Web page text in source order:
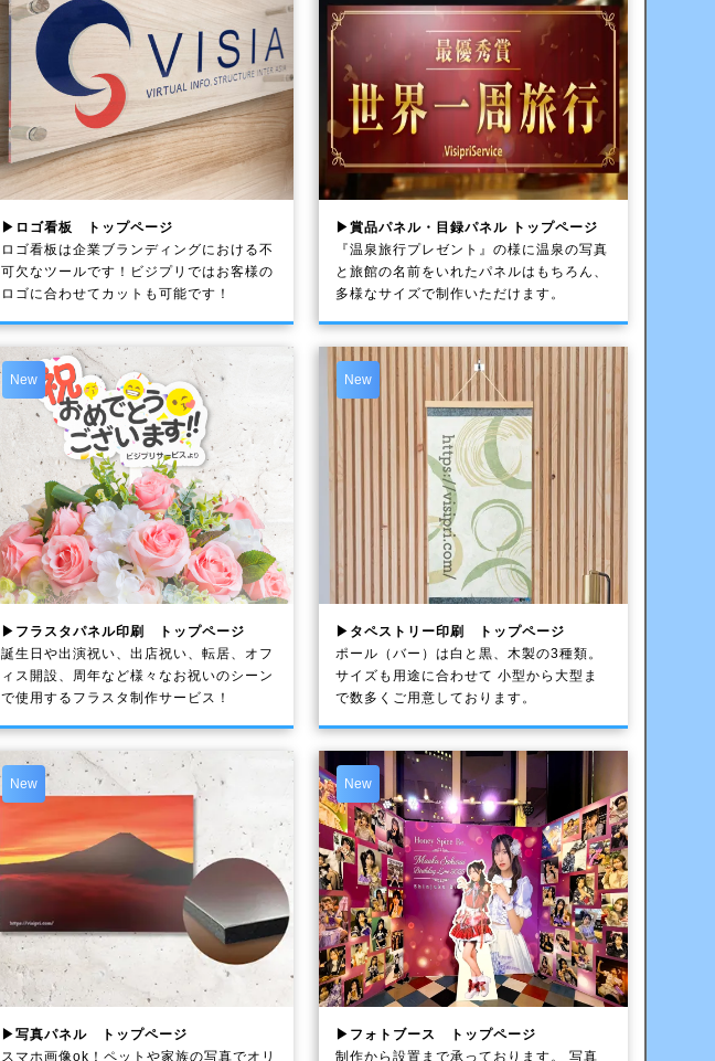
▶ロゴ看板 トップページ
ロゴ看板は企業ブランディングにおける不
可欠なツールです！ビジプリではお客様の
ロゴに合わせてカットも可能です！
▶賞品パネル・目録パネル トップページ
『温泉旅行プレゼント』の様に温泉の写真
と旅館の名前をいれたパネルはもちろん、
多様なサイズで制作いただけます。
New
▶フラスタパネル印刷 トップページ
誕生日や出演祝い、出店祝い、転居、オフ
ィス開設、周年など様々なお祝いのシーン
で使用するフラスタ制作サービス！
New
▶タペストリー印刷 トップページ
ポール（バー）は白と黒、木製の3種類。
サイズも用途に合わせて 小型から大型ま
で数多くご用意しております。
New
▶写真パネル トップページ
スマホ画像ok！ペットや家族の写真でオリ
New
▶フォトブース トップページ
制作から設置まで承っております。 写真